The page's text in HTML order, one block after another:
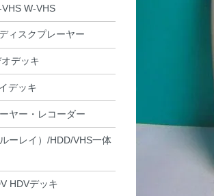
W-VHS
ィスクプレーヤー
デッキ
デッキ
ヤー・レコーダー
ーレイ）/HDD/VHS一体
HDVデッキ